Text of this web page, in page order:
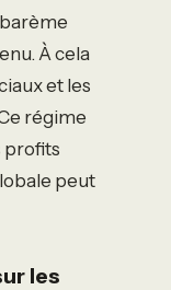
À cela
et les
régime
profits
peut
les